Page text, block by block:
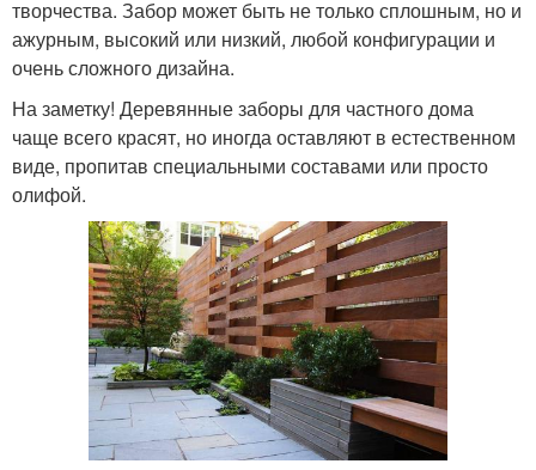
творчества. Забор может быть не только сплошным, но и
ажурным, высокий или низкий, любой конфигурации и
очень сложного дизайна.
На заметку! Деревянные заборы для частного дома
чаще всего красят, но иногда оставляют в естественном
виде, пропитав специальными составами или просто
олифой.